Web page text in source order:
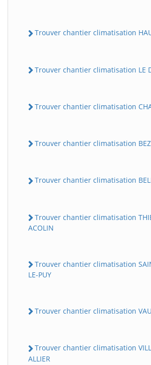
Trouver chantier climatisation
Trouver chantier climatisation LE
Trouver chantier climatisation
Trouver chantier climatisation
Trouver chantier climatisation
Trouver chantier climatisation
ACOLIN
Trouver chantier climatisation
LE-PUY
Trouver chantier climatisation
Trouver chantier climatisation
ALLIER